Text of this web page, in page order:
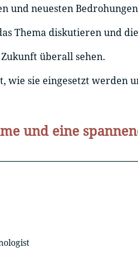
und neuesten
Thema diskutieren und
überall sehen.
wie sie eingesetzt werden
und eine